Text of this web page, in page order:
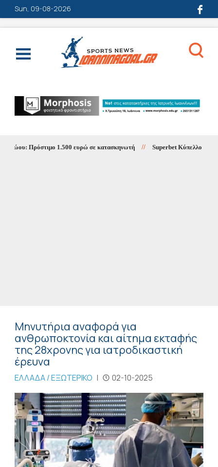
Sun, 09-08-2026
Πρόστιμο 1.500 ευρώ σε κατασκηνωτή // Superbet Κύπελλο
Μηνυτήρια αναφορά για
ανθρωποκτονία και αίτημα εκταφής
της 28χρονης για ιατροδικαστική
έρευνα
ΕΛΛΑΔΑ / ΕΞΩΤΕΡΙΚΟ | 02-10-2025